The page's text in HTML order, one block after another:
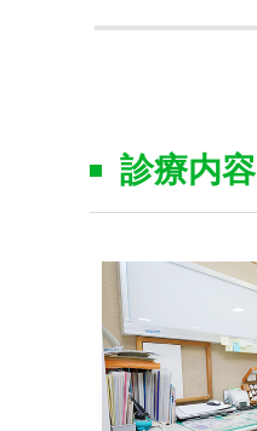
診療内容